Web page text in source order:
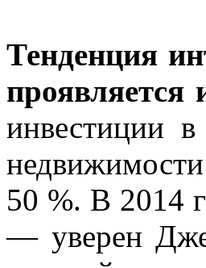
Тенденция
инвестиции в
50 %. В 2014
— уверен